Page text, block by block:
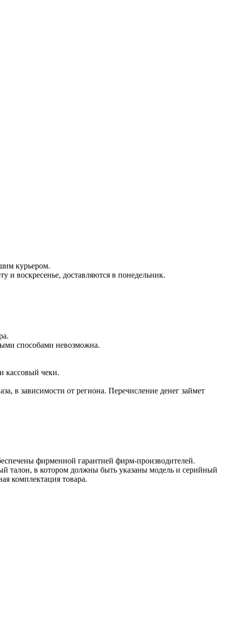
курьером.
и воскресенье, доставляются в понедельник.
способами невозможна.
кассовый чеки.
в зависимости от региона. Перечисление денег займет
фирменной гарантией фирм-производителей.
талон, в котором должны быть указаны модель и серийный
комплектация товара.